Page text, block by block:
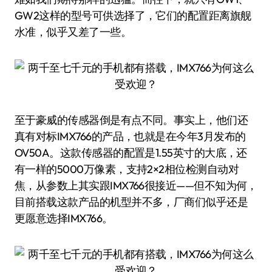
GW2这样的型号可供选择了，它们的配置距离旗舰
水准，似乎又差了一些。
至于豪威的传感器倒是有点不同。事实上，他们还
真有对标IMX766的产品，也就是在今年3月发布的
OV50A。这款传感器的配置是1.55英寸的大底，还
有一样的5000万像素，支持2×2相位检测自动对
焦，从参数上其实跟IMX766很接近——但不知为何，
目前搭载这款产品的机型并不多，厂商们似乎还是
更愿意选择IMX766。